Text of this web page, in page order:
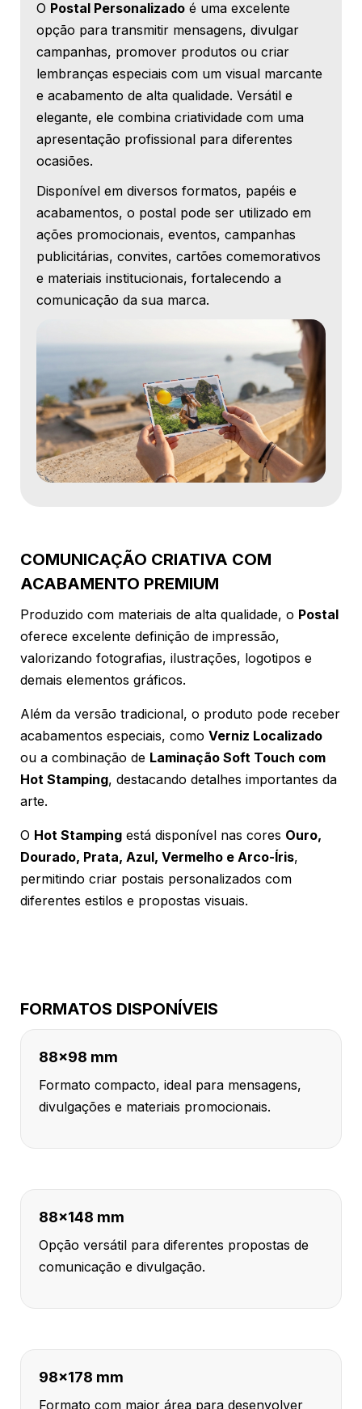
O Postal Personalizado é uma excelente
opção para transmitir mensagens, divulgar
campanhas, promover produtos ou criar
lembranças especiais com um visual marcante
e acabamento de alta qualidade. Versátil e
elegante, ele combina criatividade com uma
apresentação profissional para diferentes
ocasiões.
Disponível em diversos formatos, papéis e
acabamentos, o postal pode ser utilizado em
ações promocionais, eventos, campanhas
publicitárias, convites, cartões comemorativos
e materiais institucionais, fortalecendo a
comunicação da sua marca.
COMUNICAÇÃO CRIATIVA COM
ACABAMENTO PREMIUM
Produzido com materiais de alta qualidade, o Postal
oferece excelente definição de impressão,
valorizando fotografias, ilustrações, logotipos e
demais elementos gráficos.
Além da versão tradicional, o produto pode receber
acabamentos especiais, como Verniz Localizado
ou a combinação de Laminação Soft Touch com
Hot Stamping, destacando detalhes importantes da
arte.
O Hot Stamping está disponível nas cores Ouro,
Dourado, Prata, Azul, Vermelho e Arco-Íris,
permitindo criar postais personalizados com
diferentes estilos e propostas visuais.
FORMATOS DISPONÍVEIS
88x98 mm
Formato compacto, ideal para mensagens,
divulgações e materiais promocionais.
88x148 mm
Opção versátil para diferentes propostas de
comunicação e divulgação.
98x178 mm
Formato com maior área para desenvolver